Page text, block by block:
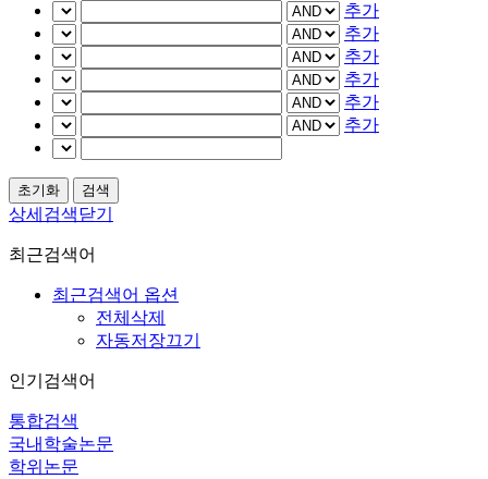
추가
추가
추가
추가
추가
추가
상세검색닫기
최근검색어
최근검색어 옵션
전체삭제
자동저장끄기
인기검색어
통합검색
국내학술논문
학위논문